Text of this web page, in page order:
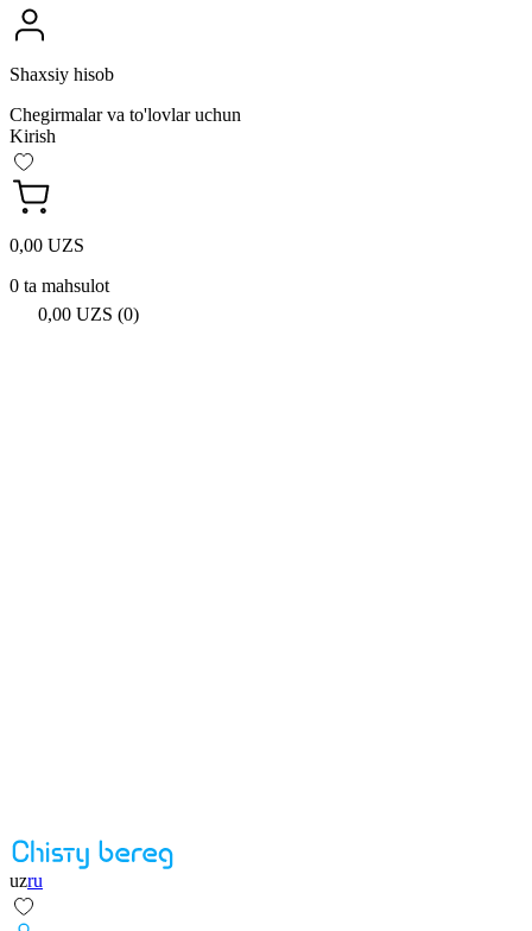
Shaxsiy hisob
Chegirmalar va to'lovlar uchun
Kirish
0,00 UZS
0 ta mahsulot
0,00 UZS (0)
uzru